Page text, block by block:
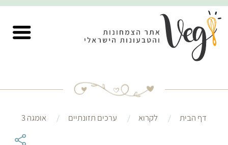
דף הבית לקרוא ערכים תזונתיים אומגה 3